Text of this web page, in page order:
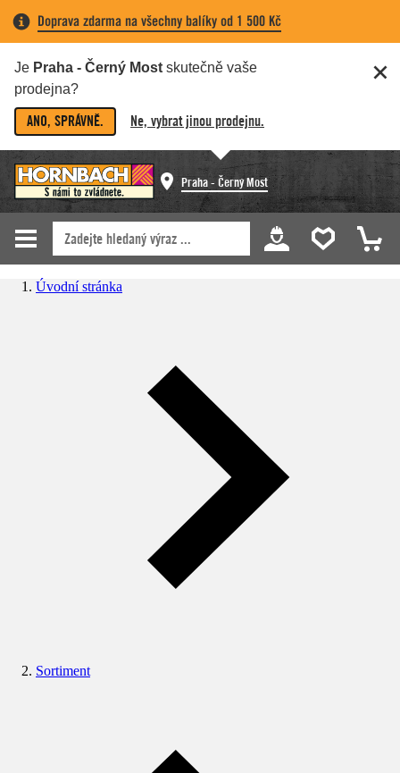
Doprava zdarma na všechny balíky od 1 500 Kč
Je Praha - Černý Most skutečně vaše
prodejna?
ANO, SPRÁVNĚ. Ne, vybrat jinou prodejnu.
Praha - Černý Most
Úvodní stránka
Sortiment